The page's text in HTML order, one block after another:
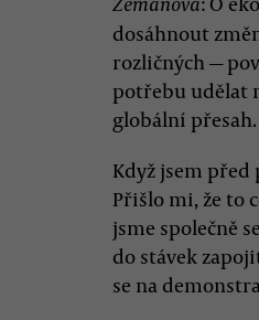
dosáhnout
rozličných —
potřebu udělat
globální přesah.
Když jsem před
Přišlo mi, že to
jsme společně
do stávek
se na